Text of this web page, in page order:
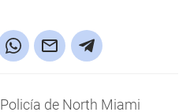
de North Miami